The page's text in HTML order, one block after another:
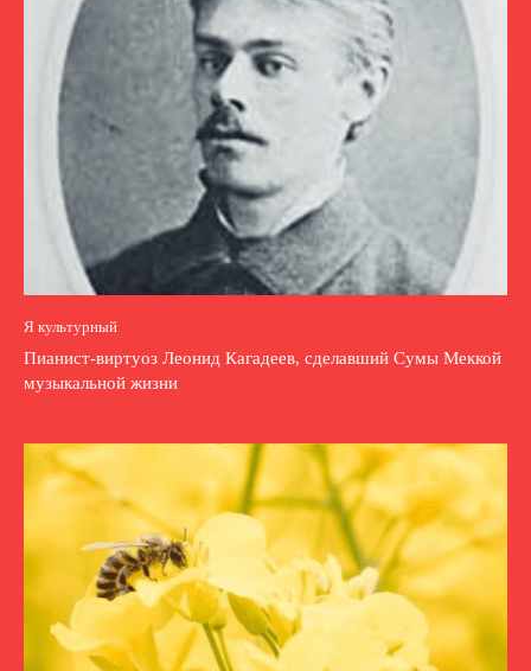
Я культурный
Пианист-виртуоз Леонид Кагадеев, сделавший Сумы Меккой
музыкальной жизни